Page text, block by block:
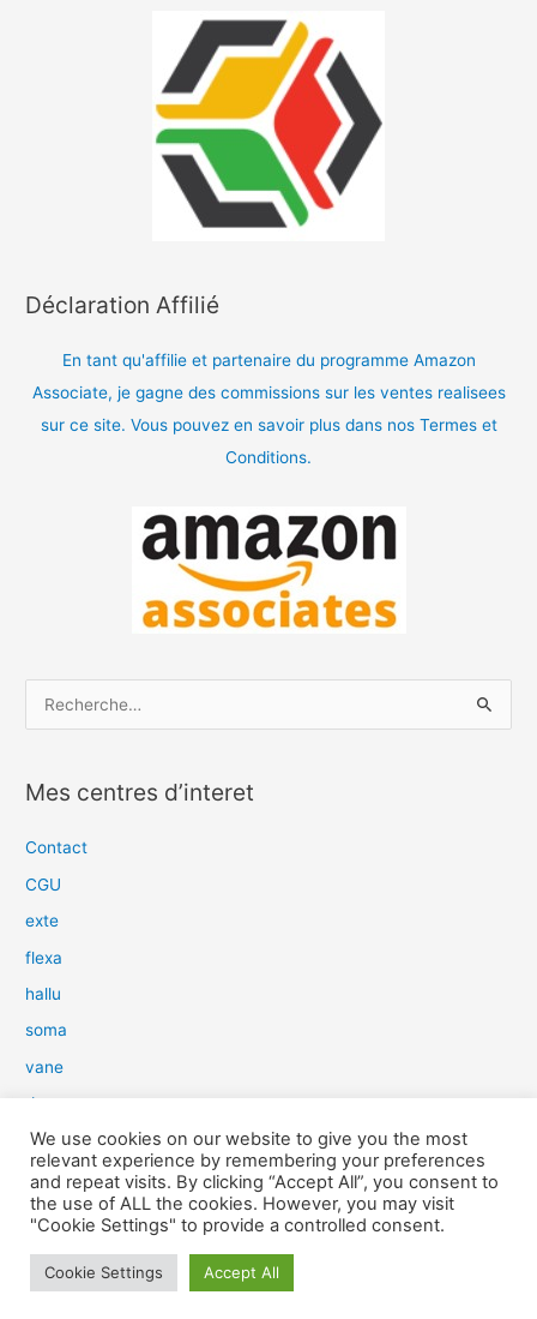
Déclaration Affilié
En tant qu'affilie et partenaire du programme Amazon
Associate, je gagne des commissions sur les ventes realisees
sur ce site. Vous pouvez en savoir plus dans nos Termes et
Conditions.
h
e
e
r
:
Mes centres d’interet
Contact
CGU
exte
flexa
hallu
soma
vane
dow
slim
aure
light
We use cookies on our website to give you the most
relevant experience by remembering your preferences
and repeat visits. By clicking “Accept All”, you consent to
the use of ALL the cookies. However, you may visit
"Cookie Settings" to provide a controlled consent.
Cookie Settings Accept All